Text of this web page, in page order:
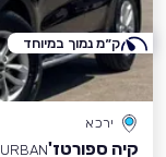
ירכא
קיה ספורטז'URBAN
ק״מ נמוך במיוחד